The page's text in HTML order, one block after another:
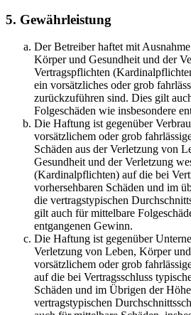
5. Gewährleistung
Der Betreiber haftet mit
Körper und Gesundheit und der
Vertragspflichten
ein vorsätzliches oder grob
zurückzuführen sind. Dies gilt
Folgeschäden wie insbesondere
Die Haftung ist gegenüber
vorsätzlichem oder grob
Schäden aus der Verletzung von
Gesundheit und der Verletzung
(Kardinalpflichten) auf die bei
vorhersehbaren Schäden und im
die vertragstypischen
gilt auch für mittelbare
entgangenen Gewinn.
Die Haftung ist gegenüber
Verletzung von Leben, Körper
vorsätzlichem oder grob
auf die bei Vertragsschluss
Schäden und im Übrigen der
vertragstypischen